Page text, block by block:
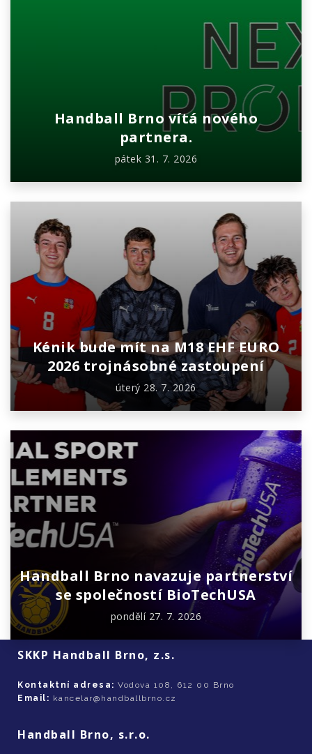
Handball Brno vítá nového
partnera.
pátek 31. 7. 2026
Kénik bude mít na M18 EHF EURO
2026 trojnásobné zastoupení
úterý 28. 7. 2026
Handball Brno navazuje partnerství
se společností BioTechUSA
pondělí 27. 7. 2026
SKKP Handball Brno, z.s.
Kontaktní adresa: Vodova 108, 612 00 Brno
Email: kancelar@handballbrno.cz
Handball Brno, s.r.o.